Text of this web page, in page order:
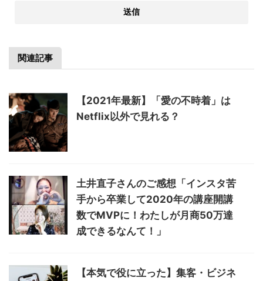
関連記事
【2021年最新】「愛の不時着」は
Netflix以外で見れる？
土井直子さんのご感想「インスタ苦
手から卒業して2020年の講座開講
数でMVPに！わたしが月商50万達
成できるなんて！」
【本気で役に立った】集客・ビジネ